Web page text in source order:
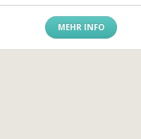
MEHR INFO